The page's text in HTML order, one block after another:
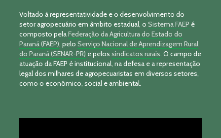
Voltado à representatividade e o desenvolvimento do
setor agropecuário em âmbito estadual, o Sistema FAEP é
composto pelaFederação da Agricultura do Estado do
Paraná (FAEP), pelo Serviço Nacional de Aprendizagem Rural
do Paraná (SENAR-PR) e pelos sindicatos rurais. O campo de
atuação da FAEP é institucional, na defesa e a representação
legal dos milhares de agropecuaristas em diversos setores,
como o econômico, social e ambiental.